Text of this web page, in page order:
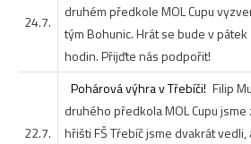
24.7.
druhém předkole MOL Cupu
tým Bohunic. Hrát se bude v
hodin. Přijďte nás podpořit!
22.7.
Pohárová výhra v Třebíči! Filip
druhého předkola MOL Cupu
hřišti FŠ Třebíč jsme dvakrát